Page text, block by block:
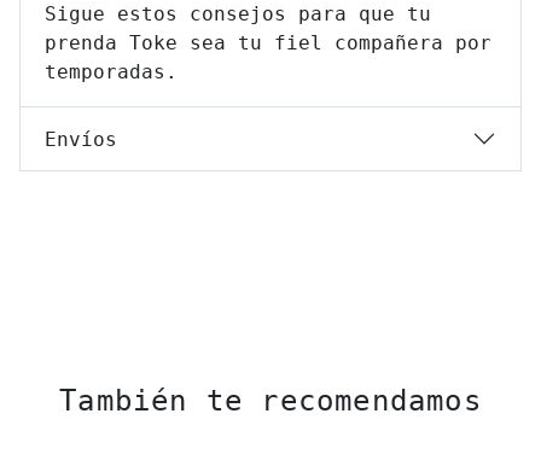
Sigue estos consejos para que tu
prenda Toke sea tu fiel compañera por
temporadas.
Envíos
También te recomendamos